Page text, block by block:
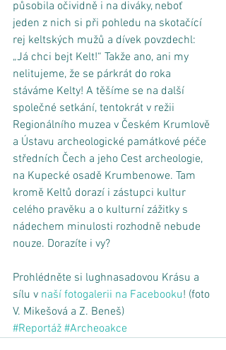
působila očividně i na diváky, neboť
jeden z nich si při pohledu na skotačící
rej keltských mužů a dívek povzdechl:
„Já chci bejt Kelt!“ Takže ano, ani my
nelitujeme, že se párkrát do roka
stáváme Kelty! A těšíme se na další
společné setkání, tentokrát v režii
Regionálního muzea v Českém Krumlově
a Ústavu archeologické památkové péče
středních Čech a jeho Cest archeologie,
na Kupecké osadě Krumbenowe. Tam
kromě Keltů dorazí i zástupci kultur
celého pravěku a o kulturní zážitky s
nádechem minulosti rozhodně nebude
nouze. Dorazíte i vy?
Prohlédněte si lughnasadovou Krásu a
sílu v naší fotogalerii na Facebooku! (foto
V. Mikešová a Z. Beneš)
#Reportáž #Archeoakce